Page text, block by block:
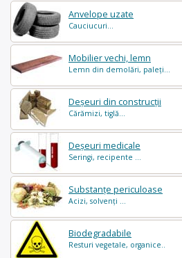
Anvelope uzate
Cauciucuri...
Mobilier vechi, lemn
Lemn din demolări, paleți...
Deșeuri din construcții
Cărămizi, tiglă...
Deșeuri medicale
Seringi, recipente ...
Substanțe periculoase
Acizi, solvenți ...
Biodegradabile
Resturi vegetale, organice..